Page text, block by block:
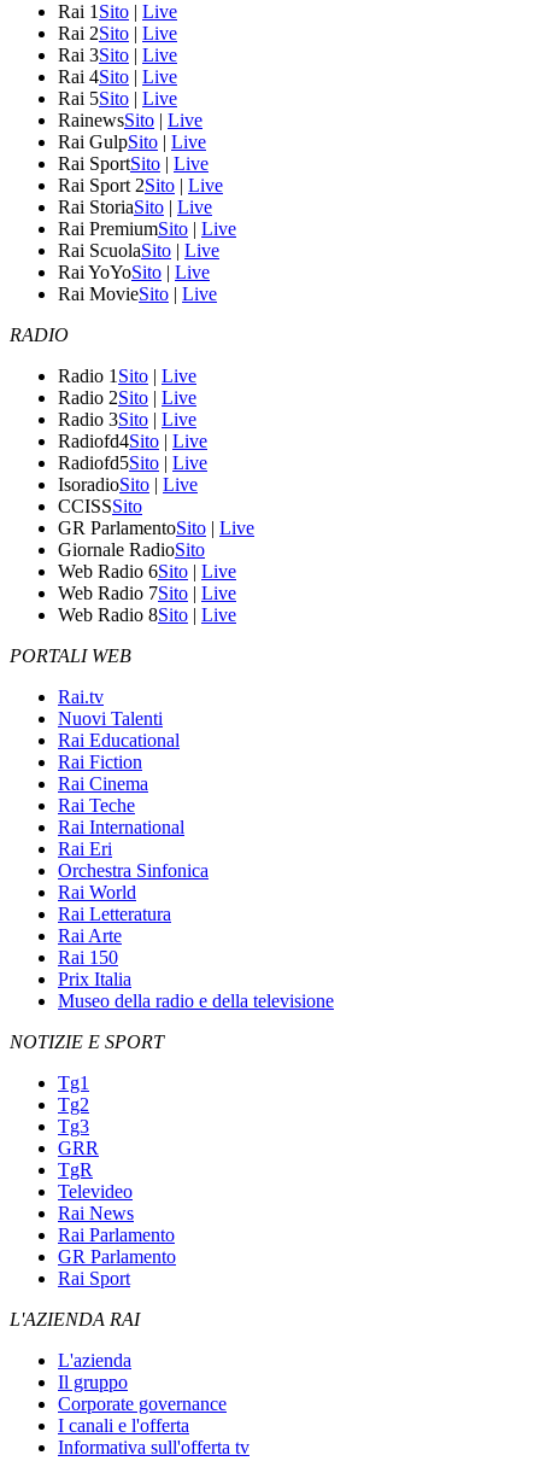
Rai 1 Sito | Live
Rai 2Sito | Live
Rai 3Sito | Live
Rai 4Sito | Live
Rai 5Sito | Live
RainewsSito | Live
Rai GulpSito | Live
Rai SportSito | Live
Rai Sport 2Sito | Live
Rai StoriaSito | Live
Rai PremiumSito | Live
Rai ScuolaSito | Live
Rai YoYoSito | Live
Rai MovieSito | Live
RADIO
Radio 1 Sito | Live
Radio 2Sito | Live
Radio 3Sito | Live
Radiofd4Sito | Live
Radiofd5Sito | Live
IsoradioSito | Live
CCISSSito
GR ParlamentoSito | Live
Giornale RadioSito
Web Radio 6Sito | Live
Web Radio 7Sito | Live
Web Radio 8Sito | Live
PORTALI WEB
Rai.tv
Nuovi Talenti
Rai Educational
Rai Fiction
Rai Cinema
Rai Teche
Rai International
Rai Eri
Orchestra Sinfonica
Rai World
Rai Letteratura
Rai Arte
Rai 150
Prix Italia
Museo della radio e della televisione
NOTIZIE E SPORT
Tg1
Tg2
Tg3
GRR
TgR
Televideo
Rai News
Rai Parlamento
GR Parlamento
Rai Sport
L'AZIENDA RAI
L'azienda
Il gruppo
Corporate governance
I canali e l'offerta
Informativa sull'offerta tv